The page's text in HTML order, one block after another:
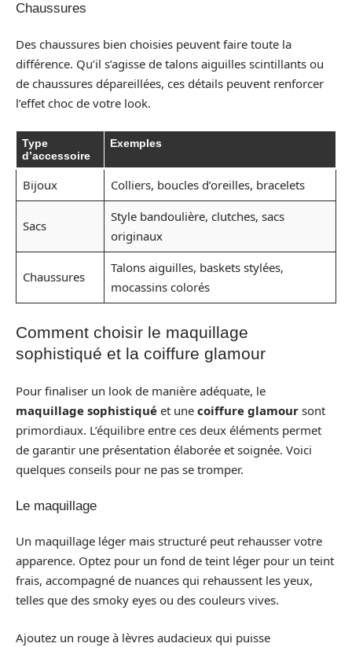
Chaussures
Des chaussures bien choisies peuvent faire toute la
différence. Qu’il s’agisse de talons aiguilles scintillants ou
de chaussures dépareillées, ces détails peuvent renforcer
l’effet choc de votre look.
Type
d’accessoire
Exemples
Bijoux Colliers, boucles d’oreilles, bracelets
Sacs
Style bandoulière, clutches, sacs
originaux
Chaussures
Talons aiguilles, baskets stylées,
mocassins colorés
Comment choisir le maquillage
sophistiqué et la coiffure glamour
Pour finaliser un look de manière adéquate, le
maquillage sophistiqué et une coiffure glamour sont
primordiaux. L’équilibre entre ces deux éléments permet
de garantir une présentation élaborée et soignée. Voici
quelques conseils pour ne pas se tromper.
Le maquillage
Un maquillage léger mais structuré peut rehausser votre
apparence. Optez pour un fond de teint léger pour un teint
frais, accompagné de nuances qui rehaussent les yeux,
telles que des smoky eyes ou des couleurs vives.
Ajoutez un rouge à lèvres audacieux qui puisse